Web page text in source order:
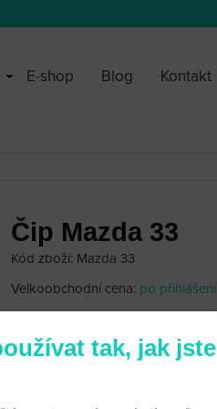
E-shop Blog Kontakt
Čip Mazda 33
Kód zboží: Mazda 33
Velkoobchodní cena: po přihlášení
tak, jak jste